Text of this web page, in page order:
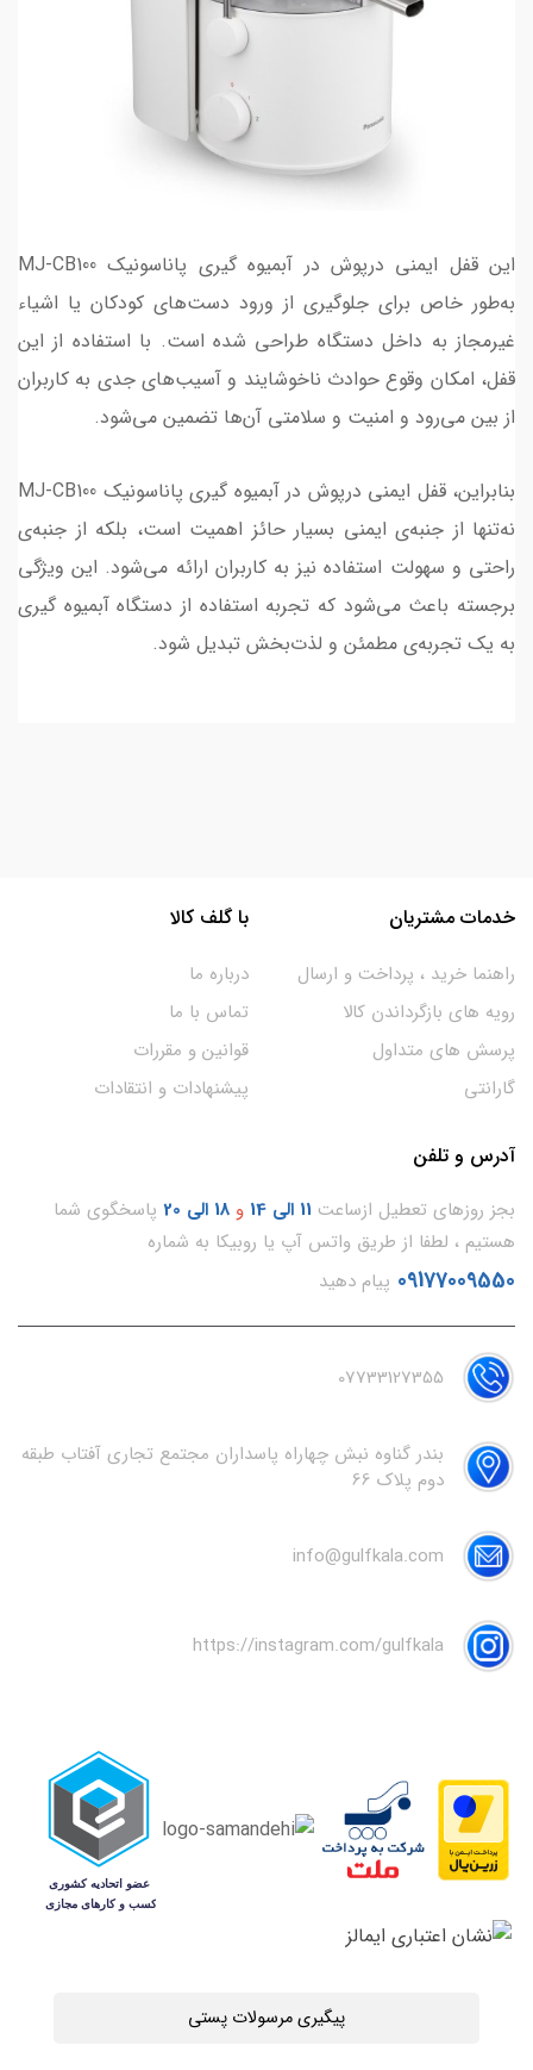
این قفل ایمنی درپوش در آبمیوه گیری پاناسونیک MJ-CB100
به‌طور خاص برای جلوگیری از ورود دست‌های کودکان یا اشیاء
غیرمجاز به داخل دستگاه طراحی شده است. با استفاده از این
قفل، امکان وقوع حوادث ناخوشایند و آسیب‌های جدی به کاربران
از بین می‌رود و امنیت و سلامتی آن‌ها تضمین می‌شود.
بنابراین، قفل ایمنی درپوش در آبمیوه گیری پاناسونیک MJ-CB100
نه‌تنها از جنبه‌ی ایمنی بسیار حائز اهمیت است، بلکه از جنبه‌ی
راحتی و سهولت استفاده نیز به کاربران ارائه می‌شود. این ویژگی
برجسته باعث می‌شود که تجربه استفاده از دستگاه آبمیوه گیری
به یک تجربه‌ی مطمئن و لذت‌بخش تبدیل شود.
خدمات مشتریان
راهنما خرید ، پرداخت و ارسال
رویه های بازگرداندن کالا
پرسش های متداول
گارانتی
با گلف کالا
درباره ما
تماس با ما
قوانین و مقررات
پیشنهادات و انتقادات
آدرس و تلفن
بجز روزهای تعطیل ازساعت 11 الی 14 و 18 الی 20
پاسخگوی شما
هستیم ، لطفا از طریق واتس آپ یا روبیکا به شماره
09177009550 پیام دهید
07733127355
بندر گناوه نبش چهاراه پاسداران مجتمع تجاری آفتاب طبقه
دوم پلاک 66
info@gulfkala.com
https://instagram.com/gulfkala
پیگیری مرسولات پستی